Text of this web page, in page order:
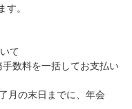
す。
て
数料を一括してお支払い
月の末日までに、年会